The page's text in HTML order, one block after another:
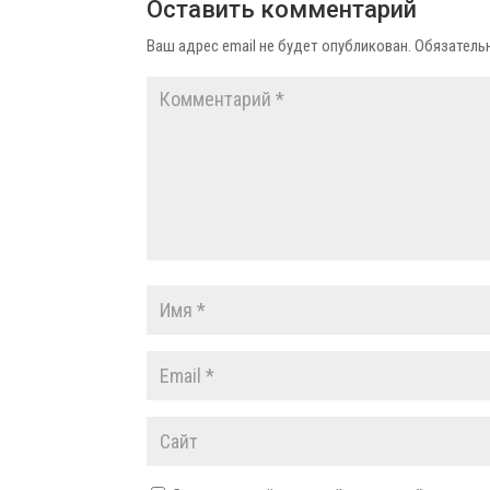
Оставить комментарий
Ваш адрес email не будет опубликован.